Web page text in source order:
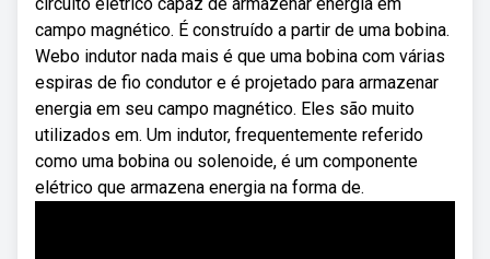
campo magnético. É construído a partir de uma bobina.
Webo indutor nada mais é que uma bobina com várias
espiras de fio condutor e é projetado para armazenar
energia em seu campo magnético. Eles são muito
utilizados em. Um indutor, frequentemente referido
como uma bobina ou solenoide, é um componente
elétrico que armazena energia na forma de.